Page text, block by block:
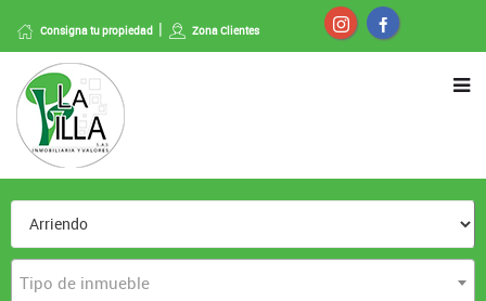
Consigna tu propiedad Zona Clientes
Tipo de inmueble